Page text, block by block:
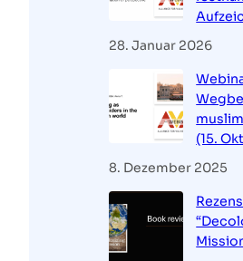
28. Januar 2026
(15.
8. Dezember 2025